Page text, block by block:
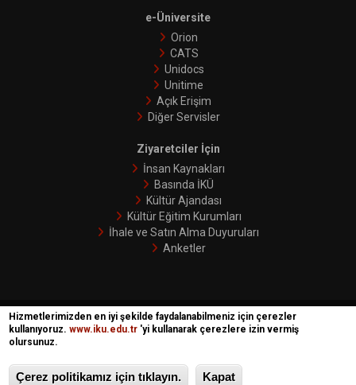
e-Üniversite
Orion
CATS
Unidocs
Unitime
Açık Erişim
Diğer Servisler
Ziyaretciler İçin
İnsan Kaynakları
Basında İKÜ
Kültür Ajandası
Kültür Eğitim Kurumları
İhale ve Satın Alma Duyuruları
Anketler
İKÜ © 2018 | Phoenix
Gizlilik Politikası Kullanım Koşulları
Hizmetlerimizden en iyi şekilde faydalanabilmeniz için çerezler
kullanıyoruz.www.iku.edu.tr 'yi kullanarak çerezlere izin vermiş
olursunuz.
Çerez politikamız için tıklayın. Kapat